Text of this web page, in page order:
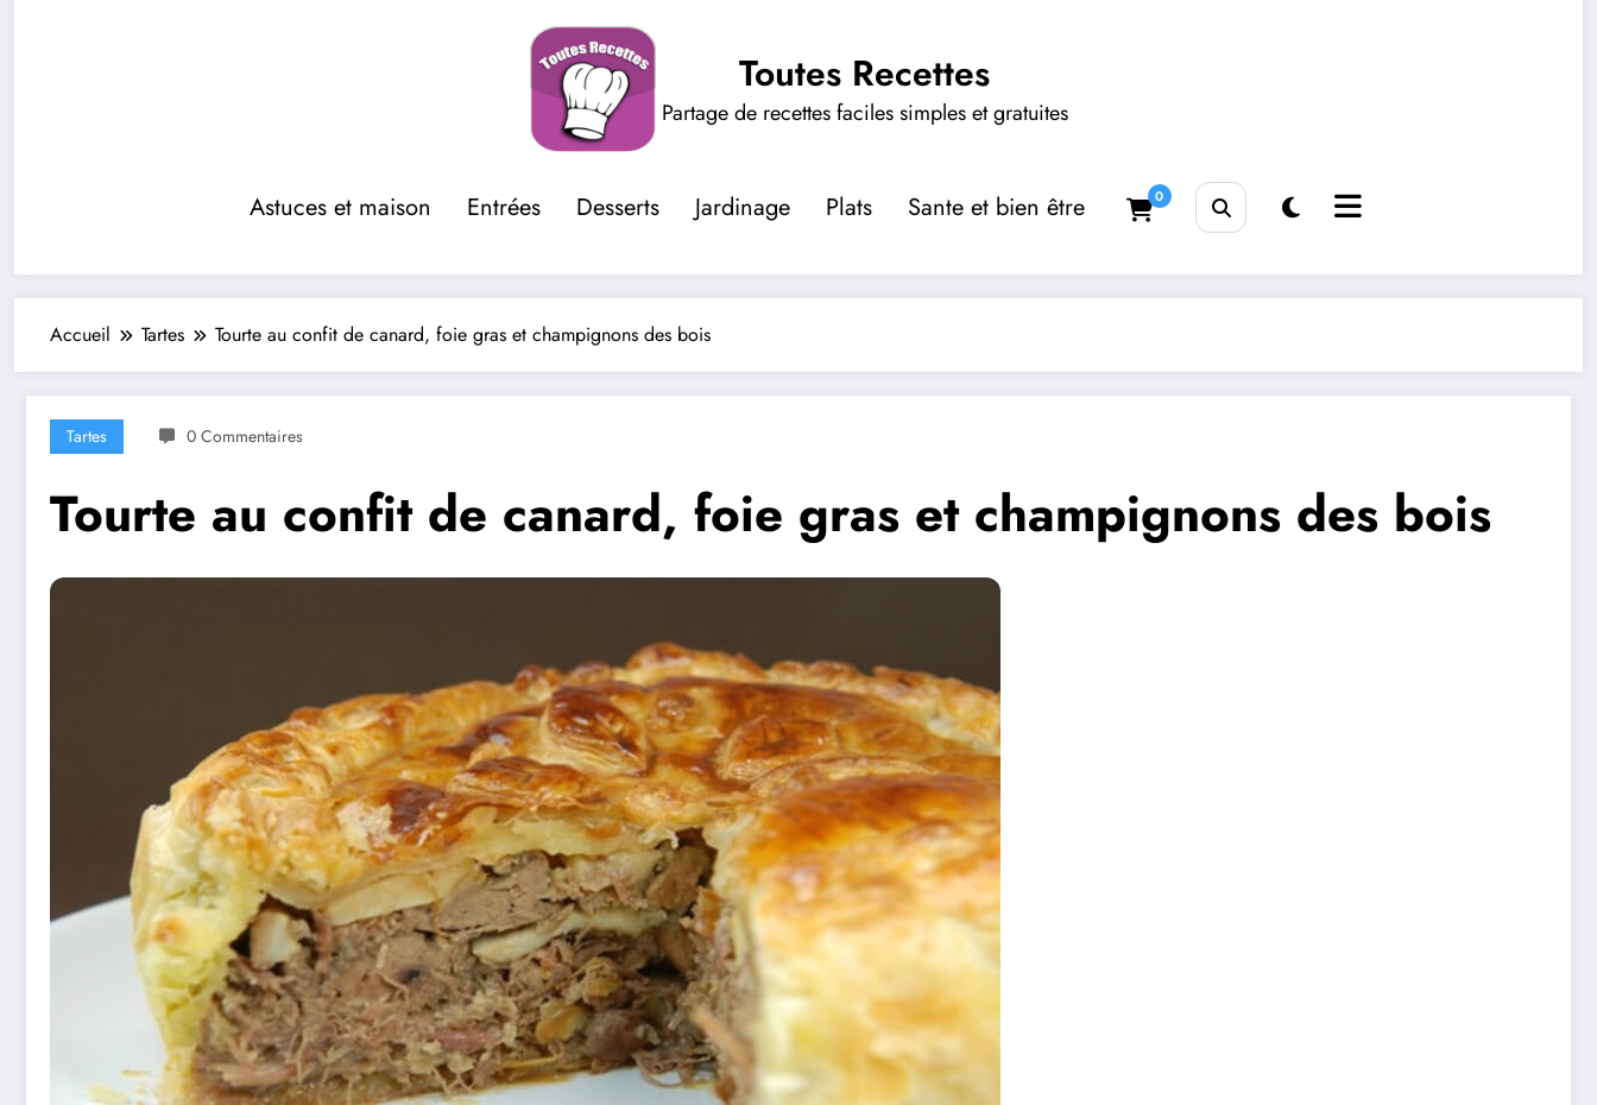
Toutes Recettes
Partage de recettes faciles simples et gratuites
Astuces et maison Entrées Desserts Jardinage Plats Sante et bien être 0
Accueil Tartes Tourte au confit de canard, foie gras et champignons des bois
Tartes 0 Commentaires
Tourte au confit de canard, foie gras et champignons des bois